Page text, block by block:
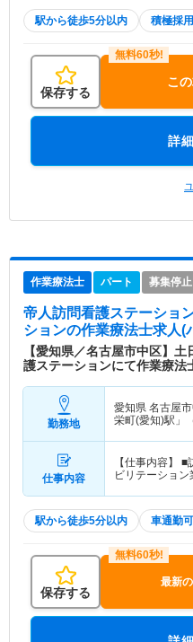
駅から徒歩5分以内 積極採
保存する
こ
詳
作業療法士 パート 募集停止
帝人訪問看護ステーショ
ションの作業療法士求人(
【愛知県／名古屋市中区】
護ステーションにて作業療法
勤務地
愛知県 名古屋
栄町(愛知)駅」
仕事内容
【仕事内容】
ビリテーショ
駅から徒歩5分以内 車通勤可
保存する
最新